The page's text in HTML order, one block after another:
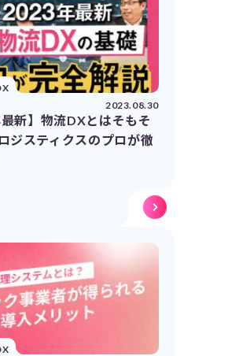
2023.08.30
最新】物流DXとはそもそ
ジスティクスのプロが徹